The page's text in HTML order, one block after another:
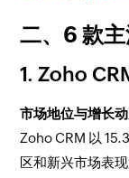
二、6 款
1. Zoho
市场地位与增长
Zoho CRM 以
区和新兴市场表